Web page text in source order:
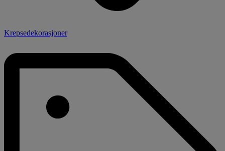
Krepsedekorasjoner